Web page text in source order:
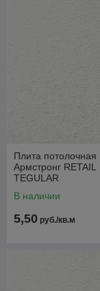
Плита потолочная
Армстронг RETAIL
TEGULAR
В наличии
5,50 руб./кв.м